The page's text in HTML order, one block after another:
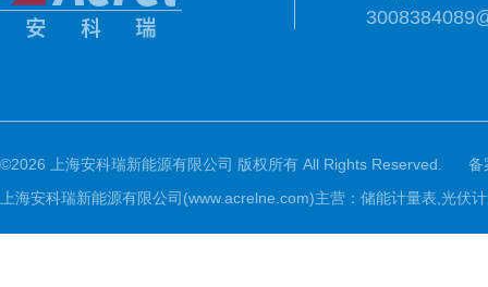
©2026 上海安科瑞新能源有限公司 版权所有 All Rights Reserved.
备
上海安科瑞新能源有限公司(www.acrelne.com)主营：储能计量表,光伏